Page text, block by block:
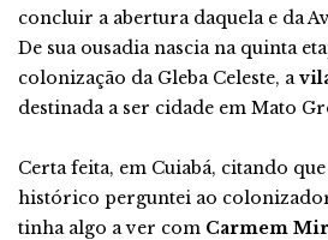
concluir a abertura daquela e da
De sua ousadia nascia na quinta
colonização da Gleba Celeste, a
destinada a ser cidade em Mato
Certa feita, em Cuiabá, citando
histórico perguntei ao
tinha algo a ver com Carmem